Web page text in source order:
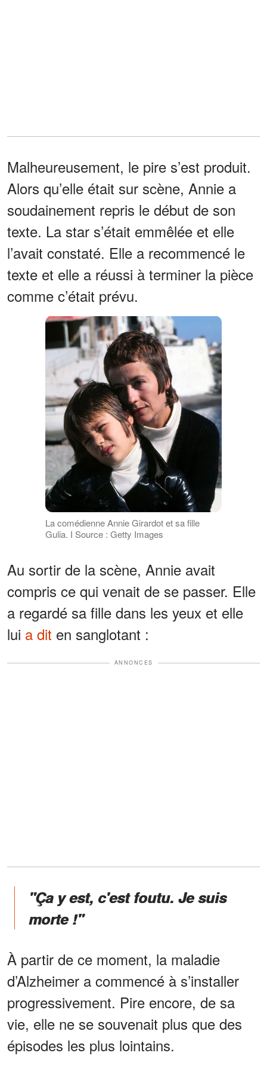
Malheureusement, le pire s’est produit.
Alors qu’elle était sur scène, Annie a
soudainement repris le début de son
texte. La star s’était emmêlée et elle
l’avait constaté. Elle a recommencé le
texte et elle a réussi à terminer la pièce
comme c’était prévu.
La comédienne Annie Girardot et sa fille
Gulia. І Source : Getty Images
Au sortir de la scène, Annie avait
compris ce qui venait de se passer. Elle
a regardé sa fille dans les yeux et elle
lui a dit en sanglotant :
ANNONCES
"Ça y est, c'est foutu. Je suis
morte !"
À partir de ce moment, la maladie
d’Alzheimer a commencé à s’installer
progressivement. Pire encore, de sa
vie, elle ne se souvenait plus que des
épisodes les plus lointains.